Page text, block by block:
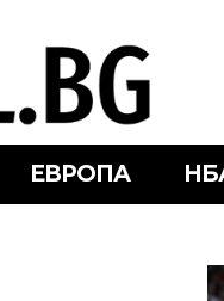
ЕВРОПА